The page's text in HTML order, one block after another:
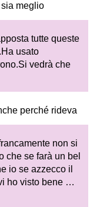
sia meglio
tutte queste
usato
vedrà che
perché rideva
non si
se farà un bel
io se azzecco il
ho visto bene …